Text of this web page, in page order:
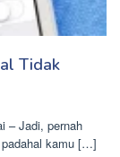
Tidak
– Jadi, pernah
padahal kamu […]